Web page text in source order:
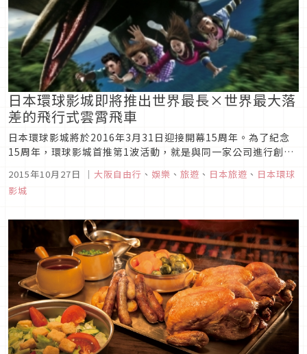
日本環球影城即將推出世界最長×世界最大落
差的飛行式雲霄飛車
日本環球影城將於2016年3月31日迎接開幕15周年。為了紀念
15周年，環球影城首推第1波活動，就是與同一家公司進行創意
龍』。『飛天翼龍』起伏最為激烈、世界最長的雲霄飛車、世界
最大落差所產生的Ｇ力，還能一覽廣闊的「侏羅紀公園」，可說
2015年10月27日 ｜ 大阪自由行 、 娛樂 、 旅遊 、 日本旅遊 、 日本環球
影城